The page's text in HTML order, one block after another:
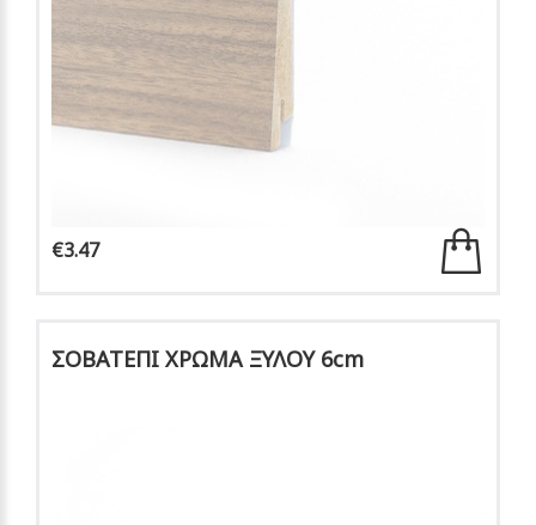
€3.47
ΣΟΒΑΤΕΠΙ ΧΡΩΜΑ ΞΥΛΟΥ 6cm